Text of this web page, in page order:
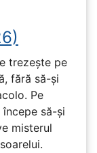
trezește pe
fără să-și
Pe
începe să-și
misterul